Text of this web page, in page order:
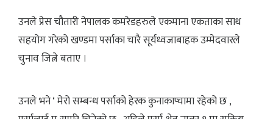
उनले प्रेस चौतारी नेपालक कमरेडहरुले एकमाना एकताका साथ
सहयोग गरेको खण्डमा पर्साका चारै सूर्यध्वजाबाहक उम्मेदवारले
चुनाव जित्ने बताए ।
उनले भने ‘ मेरो सम्बन्ध पर्साको हेरक कुनाकाप्चामा रहेको छ ,